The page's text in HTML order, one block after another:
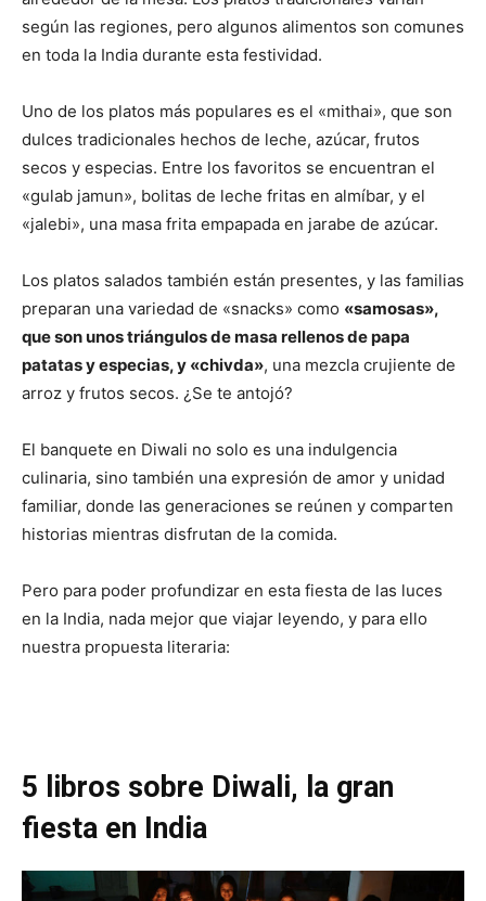
según las regiones, pero algunos alimentos son comunes
en toda la India durante esta festividad.
Uno de los platos más populares es el «mithai», que son
dulces tradicionales hechos de leche, azúcar, frutos
secos y especias. Entre los favoritos se encuentran el
«gulab jamun», bolitas de leche fritas en almíbar, y el
«jalebi», una masa frita empapada en jarabe de azúcar.
Los platos salados también están presentes, y las familias
preparan una variedad de «snacks» como «samosas»,
que son unos triángulos de masa rellenos de papa
patatas y especias, y «chivda», una mezcla crujiente de
arroz y frutos secos. ¿Se te antojó?
El banquete en Diwali no solo es una indulgencia
culinaria, sino también una expresión de amor y unidad
familiar, donde las generaciones se reúnen y comparten
historias mientras disfrutan de la comida.
Pero para poder profundizar en esta fiesta de las luces
en la India, nada mejor que viajar leyendo, y para ello
nuestra propuesta literaria:
5 libros sobre Diwali, la gran
fiesta en India